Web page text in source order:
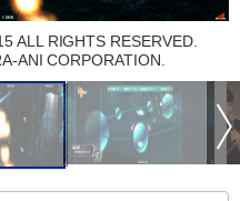
ALL RIGHTS RESERVED.
ANI CORPORATION.